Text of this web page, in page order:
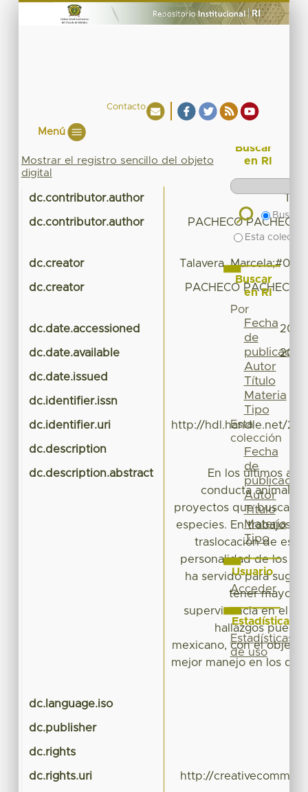
Contacto
Menú
Mostrar el registro sencillo del objeto
digital
dc.contributor.author
dc.contributor.author PACHECO
dc.creator Talavera,
dc.creator PACHECO PACHECO,
dc.date.accessioned
dc.date.available
dc.date.issued
dc.identifier.issn
dc.identifier.uri http://hdl.handle.net/
dc.description
dc.description.abstract
En los últimos
conducta animal
proyectos que buscan
especies. En trabajos
traslocación de
personalidad de los
ha servido para
tener
supervivencia en el
hallazgos
mexicano, con el
mejor manejo en los
dc.language.iso
dc.publisher
dc.rights
dc.rights.uri http://
Buscar
en RI
Buscar
Esta
Buscar
en RI
Por
Fecha
de
publicación
Autor
Título
Materia
Tipo
Esta
colección
Fecha
de
publicación
Autor
Título
Materia
Tipo
Usuario
Acceder
Estadísticas
Estadísticas
de uso